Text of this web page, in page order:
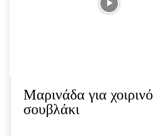
Μαρινάδα για χοιρινό
σουβλάκι